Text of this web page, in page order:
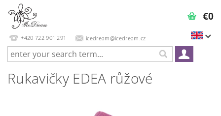
+420 722 901 291 icedream@icedream.cz
€0
Rukavičky EDEA růžové